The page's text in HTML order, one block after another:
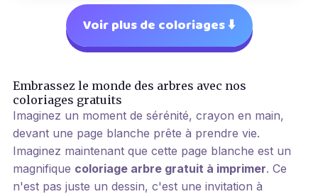
Voir plus de coloriages ⬇️
Embrassez le monde des arbres avec nos
coloriages gratuits
Imaginez un moment de sérénité, crayon en main,
devant une page blanche prête à prendre vie.
Imaginez maintenant que cette page blanche est un
magnifique coloriage arbre gratuit à imprimer. Ce
n'est pas juste un dessin, c'est une invitation à